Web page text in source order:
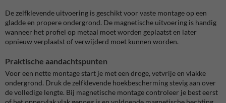
De zelfklevende uitvoering is geschikt voor vaste montage op een
gladde en propere ondergrond. De magnetische uitvoering is handig
wanneer het profiel op metaal moet worden geplaatst en later
opnieuw verplaatst of verwijderd moet kunnen worden.
Praktische aandachtspunten
Voor een nette montage start je met een droge, vetvrije en vlakke
ondergrond. Druk de zelfklevende hoekbescherming stevig aan over
de volledige lengte. Bij magnetische montage controleer je best eerst